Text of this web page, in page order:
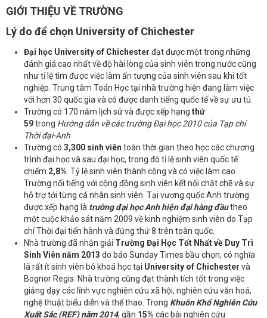
GIỚI THIỆU VỀ TRƯỜNG
Lý do để chọn University of Chichester
Đại học University of Chichester đạt được một trong những
đánh giá cao nhất về độ hài lòng của sinh viên trong nước cũng
như tỉ lệ tìm được việc làm ấn tượng của sinh viên sau khi tốt
nghiệp. Trung tâm Toán Học tại nhà trường hiện đang làm việc
với hơn 30 quốc gia và có được danh tiếng quốc tế về sự ưu tú.
Trường có 170 năm lịch sử và được xếp hạng thứ
59trong Hướng dẫn về các trường Đại học 2010 của Tạp chí
Thời đại-Anh
Trường có 3,300 sinh viên toàn thời gian theo học các chương
trình đại học và sau đại học, trong đó tỉ lệ sinh viên quốc tế
chiếm 2,8% . Tỷ lệ sinh viên thành công và có việc làm cao.
Trường nổi tiếng với cộng đồng sinh viên kết nối chặt chẽ và sự
hỗ trợ tới từng cá nhân sinh viên. Tại vương quốc Anh trường
được xếp hạng là trường đại học Anh hiện đại hàng đầutheo
một cuộc khảo sát năm 2009 về kinh nghiệm sinh viên do Tạp
chí Thời đại tiến hành và đứng thứ 8 trên toàn quốc.
Nhà trường đã nhận giải Trường Đại Học Tốt Nhất về Duy Trì
Sinh Viên năm 2013 do báo Sunday Times bầu chọn, có nghĩa
là rất ít sinh viên bỏ khoá học tại University of Chichester và
Bognor Regis. Nhà trường cũng đạt thành tích tốt trong việc
giảng dạy các lĩnh vực nghiên cứu xã hội, nghiên cứu văn hoá,
nghệ thuật biểu diễn và thể thao. Trong Khuôn Khổ Nghiên Cứu
Xuất Sắc (REF) năm 2014, gần 15% các bài nghiên cứu